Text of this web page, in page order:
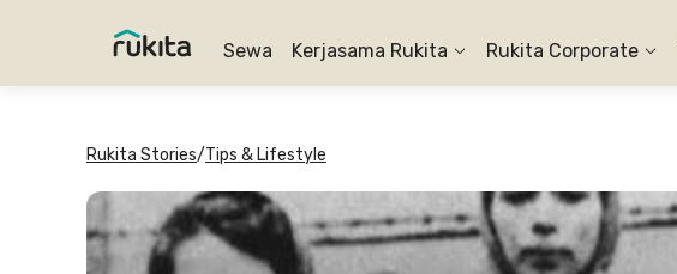
Sewa Kerjasama Rukita Rukita Corporate
Rukita Stories/Tips & Lifestyle